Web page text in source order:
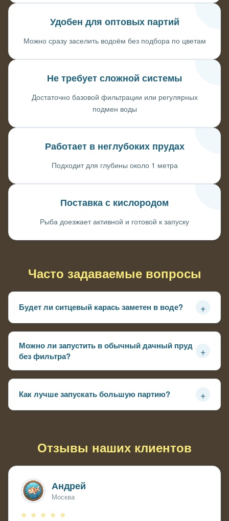
Удобен для оптовых партий
Можно сразу заселить водоём без подбора по цветам
Не требует сложной системы
Достаточно базовой фильтрации или регулярных
подмен воды
Работает в неглубоких прудах
Подходит для глубины около 1 метра
Поставка с кислородом
Рыба доезжает активной и готовой к запуску
Часто задаваемые вопросы
Будет ли ситцевый карась заметен в воде? +
Можно ли запустить в обычный дачный пруд
без фильтра?
+
Как лучше запускать большую партию? +
Отзывы наших клиентов
Андрей
Москва
⭐ ⭐ ⭐ ⭐ ⭐